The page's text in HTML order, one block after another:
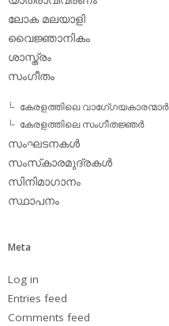
ലോക മലയാളി
വൈജ്ഞാനികം
ശാസ്ത്രം
സംഗീതം
കേരളത്തിലെ വാഗേ്ഗയകാരന്മാര്‍
കേരളത്തിലെ സംഗീതജ്ഞര്‍
സംഘടനകള്‍
സംസ്‌കാരമുദ്രകള്‍
സിനിമാഗാനം
സ്ഥാപനം
Meta
Log in
Entries feed
Comments feed